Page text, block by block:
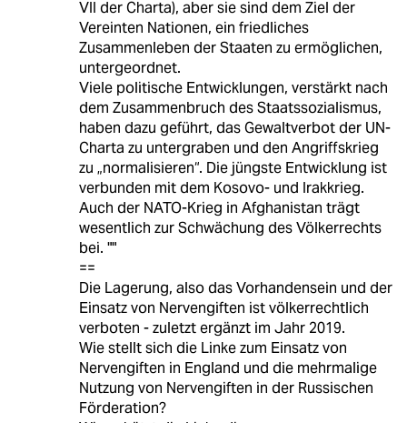
VII der Charta), aber sie sind dem Ziel der
Vereinten Nationen, ein friedliches
Zusammenleben der Staaten zu ermöglichen,
untergeordnet.
Viele politische Entwicklungen, verstärkt nach
dem Zusammenbruch des Staatssozialismus,
haben dazu geführt, das Gewaltverbot der UN-
Charta zu untergraben und den Angriffskrieg
zu „normalisieren“. Die jüngste Entwicklung ist
verbunden mit dem Kosovo- und Irakkrieg.
Auch der NATO-Krieg in Afghanistan trägt
wesentlich zur Schwächung des Völkerrechts
bei. ""
==
Die Lagerung, also das Vorhandensein und der
Einsatz von Nervengiften ist völkerrechtlich
verboten - zuletzt ergänzt im Jahr 2019.
Wie stellt sich die Linke zum Einsatz von
Nervengiften in England und die mehrmalige
Nutzung von Nervengiften in der Russischen
Förderation?